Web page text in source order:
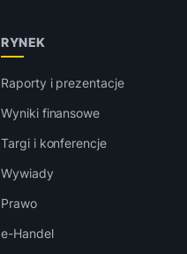
RYNEK
Raporty i prezentacje
Wyniki finansowe
Targi i konferencje
Wywiady
Prawo
e-Handel